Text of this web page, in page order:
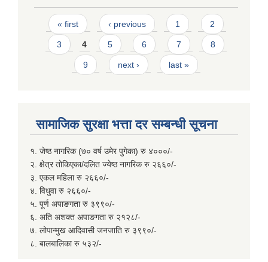
Pages
« first ‹ previous 1 2
3 4 5 6 7 8
9 next › last »
सामाजिक सुरक्षा भत्ता दर सम्बन्धी सूचना
१. जेष्ठ नागरिक (७० वर्ष उमेर पुगेका) रु ४०००/-
२. क्षेत्र तोकिएका/दलित ज्येष्ठ नागरिक रु २६६०/-
३. एकल महिला रु २६६०/-
४. विधुवा रु २६६०/-
५. पूर्ण अपाङगता रु ३९९०/-
६. अति अशक्त अपाङगता रु २१२८/-
७. लोपान्मुख आदिवासी जनजाति रु ३९९०/-
८. बालबालिका रु ५३२/-